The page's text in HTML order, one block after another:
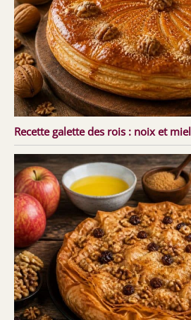
Recette galette des rois : noix et miel